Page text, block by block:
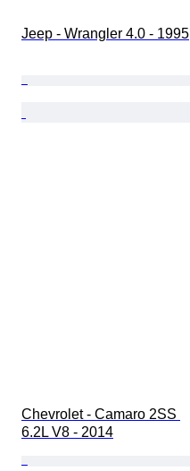
Jeep - Wrangler 4.0 - 1995
Chevrolet - Camaro 2SS
6.2L V8 - 2014